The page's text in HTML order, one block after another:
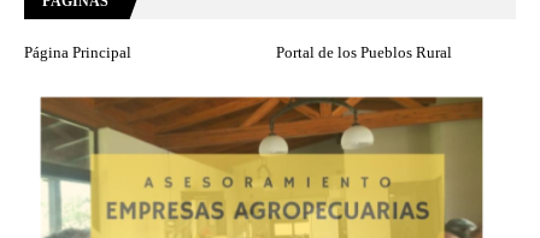
Página Principal Portal de los Pueblos Rural